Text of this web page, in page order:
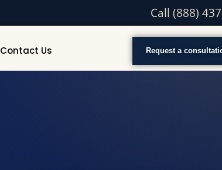
Call (888)
Contact Us Request a